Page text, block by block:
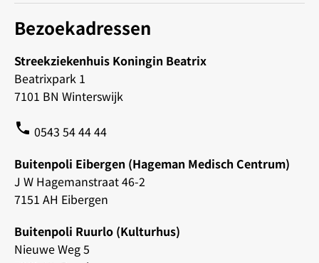
Bezoekadressen
Streekziekenhuis Koningin Beatrix
Beatrixpark 1
7101 BN Winterswijk
phone 0543 54 44 44
Buitenpoli Eibergen (Hageman Medisch Centrum)
J W Hagemanstraat 46-2
7151 AH Eibergen
Buitenpoli Ruurlo (Kulturhus)
Nieuwe Weg 5